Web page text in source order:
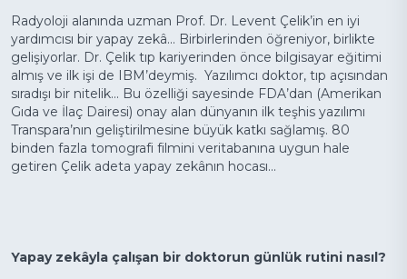
Radyoloji alanında uzman Prof. Dr. Levent Çelik’in en iyi
yardımcısı bir yapay zekâ... Birbirlerinden öğreniyor, birlikte
gelişiyorlar. Dr. Çelik tıp kariyerinden önce bilgisayar eğitimi
almış ve ilk işi de IBM’deymiş. Yazılımcı doktor, tıp açısından
sıradışı bir nitelik... Bu özelliği sayesinde FDA’dan (Amerikan
Gıda ve İlaç Dairesi) onay alan dünyanın ilk teşhis yazılımı
Transpara’nın geliştirilmesine büyük katkı sağlamış. 80
binden fazla tomografi filmini veritabanına uygun hale
getiren Çelik adeta yapay zekânın hocası...
Yapay zekâyla çalışan bir doktorun günlük rutini nasıl?